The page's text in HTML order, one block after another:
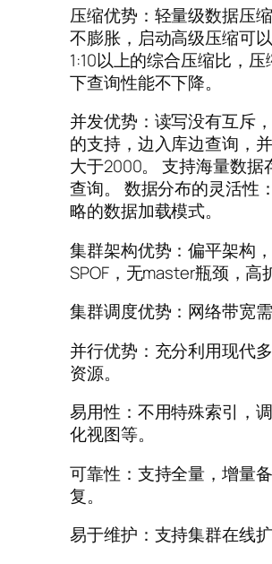
压缩优势：轻量级数据压
不膨胀，启动高级压缩可
1:10以上的综合压缩比，压
下查询性能不下降。
并发优势：读写没有互斥
的支持，边入库边查询，
大于2000。 支持海量数据
查询。 数据分布的灵活性
略的数据加载模式。
集群架构优势：偏平架构
SPOF，无master瓶颈，高
集群调度优势：网络带宽需
并行优势：充分利用现代
资源。
易用性：不用特殊索引，
化视图等。
可靠性：支持全量，增量
复。
易于维护：支持集群在线扩